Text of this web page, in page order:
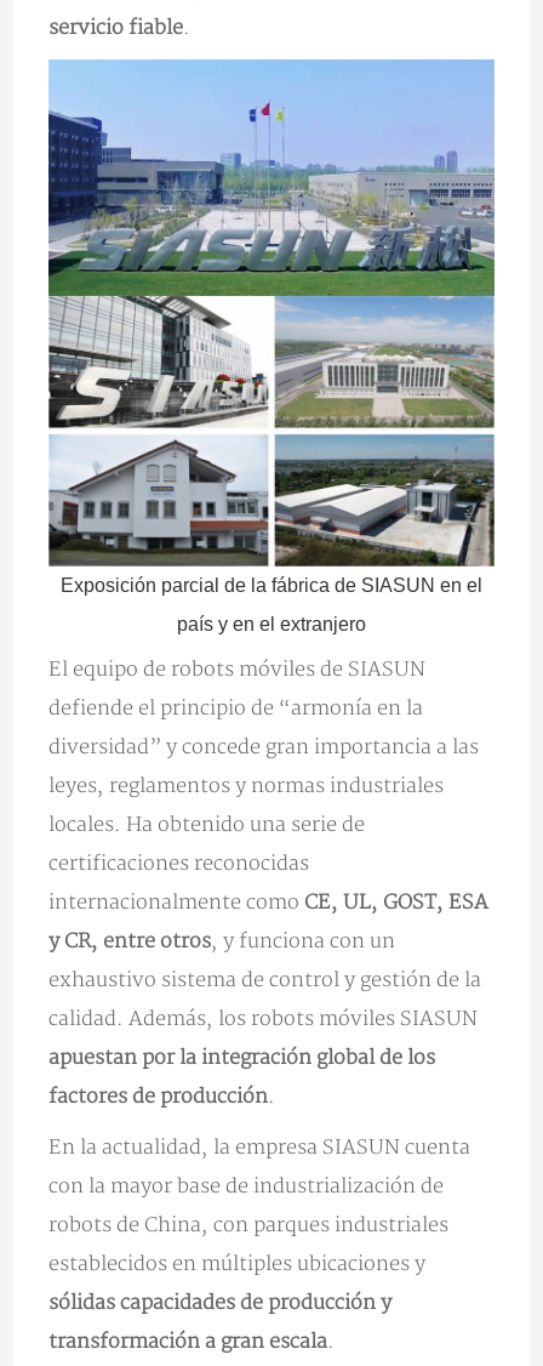
servicio fiable.
Exposición parcial de la fábrica de SIASUN en el
país y en el extranjero
El equipo de robots móviles de SIASUN
defiende el principio de “armonía en la
diversidad” y concede gran importancia a las
leyes, reglamentos y normas industriales
locales. Ha obtenido una serie de
certificaciones reconocidas
internacionalmente como CE, UL, GOST, ESA
y CR, entre otros, y funciona con un
exhaustivo sistema de control y gestión de la
calidad. Además, los robots móviles SIASUN
apuestan por la integración global de los
factores de producción.
En la actualidad, la empresa SIASUN cuenta
con la mayor base de industrialización de
robots de China, con parques industriales
establecidos en múltiples ubicaciones y
sólidas capacidades de producción y
transformación a gran escala.